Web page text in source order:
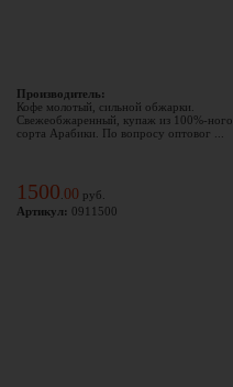
Производитель:
Кофе молотый, сильной обжарки.
Свежеобжаренный, купаж из 100%-ного
сорта Арабики. По вопросу оптовог ...
1500 00 руб.
Артикул: 0911500